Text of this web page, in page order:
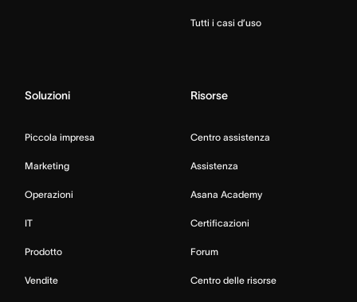
Tutti i casi d’uso
Soluzioni
Piccola impresa
Marketing
Operazioni
IT
Prodotto
Vendite
Risorse
Centro assistenza
Assistenza
Asana Academy
Certificazioni
Forum
Centro delle risorse